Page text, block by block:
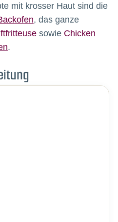
mit krosser Haut sind die
, das ganze
sowie Chicken
.